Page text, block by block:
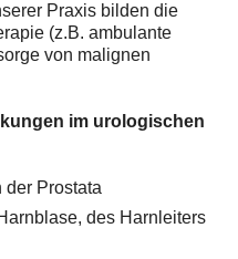
Praxis bilden die
(z.B. ambulante
von malignen
im urologischen
der Prostata
des Harnleiters